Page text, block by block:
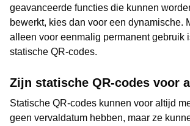
geavanceerde functies die kunnen
bewerkt, kies dan voor een dynamische.
alleen voor eenmalig permanent gebruik
statische QR-codes.
Zijn statische QR-codes voor
Statische QR-codes kunnen voor altijd
geen vervaldatum hebben, maar ze